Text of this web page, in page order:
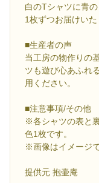
白のTシャツに青
1枚ずつお届けいた
■生産者の声
当工房の物作りの
ツも遊び心あふれ
用ください。
■注意事項/その他
※各シャツの表と
色1枚です。
※画像はイメージで
提供元 抱壷庵